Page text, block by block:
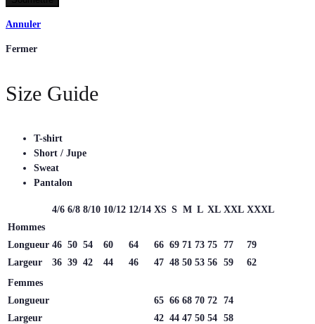
Annuler
Fermer
Size Guide
T-shirt
Short / Jupe
Sweat
Pantalon
4/6 6/8 8/10 10/12 12/14 XS S M L XL XXL XXXL
Hommes
Longueur 46 50 54 60 64 66 69 71 73 75 77
79
Largeur
36 39 42 44 46 47 48 50 53 56 59
62
Femmes
Longueur
65 66 68 70 72 74
Largeur
42 44 47 50 54 58